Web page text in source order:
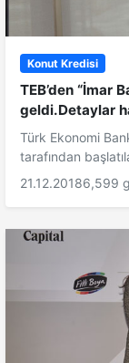
Konut Kredisi
TEB’den “İmar
geldi.Detaylar
Türk Ekonomi
tarafından
21.12.20186,599